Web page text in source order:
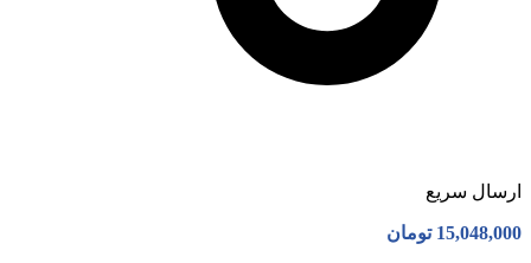
ارسال سریع
15,048,000 تومان